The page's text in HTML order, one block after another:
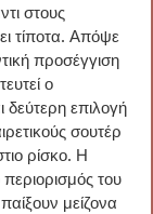
στους
τίποτα. Απόψε
προσέγγιση
ο
δεύτερη επιλογή
σουτέρ
ρίσκο. Η
του
μείζονα